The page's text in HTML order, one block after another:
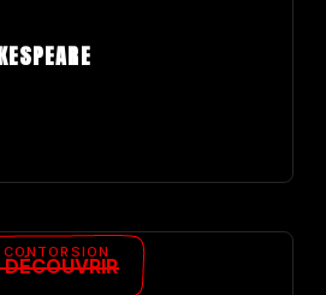
CONTORSION
DÉCOUVRIR